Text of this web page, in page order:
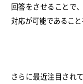
回答をさせることで
対応が可能であること
さらに最近注目され